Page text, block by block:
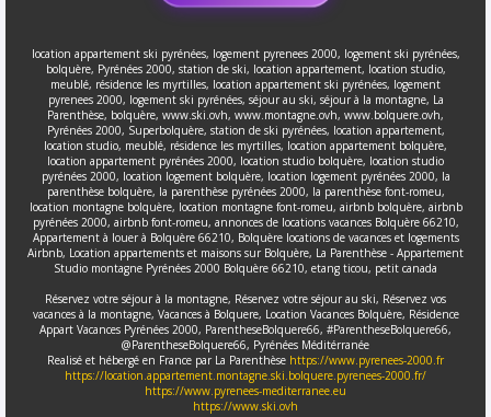
location appartement ski pyrénées, logement pyrenees 2000, logement ski pyrénées,
bolquère, Pyrénées 2000, station de ski, location appartement, location studio,
meublé, résidence les myrtilles, location appartement ski pyrénées, logement
pyrenees 2000, logement ski pyrénées, séjour au ski, séjour à la montagne, La
Parenthèse, bolquère, www.ski.ovh, www.montagne.ovh, www.bolquere.ovh,
Pyrénées 2000, Superbolquère, station de ski pyrénées, location appartement,
location studio, meublé, résidence les myrtilles, location appartement bolquère,
location appartement pyrénées 2000, location studio bolquère, location studio
pyrénées 2000, location logement bolquère, location logement pyrénées 2000, la
parenthèse bolquère, la parenthèse pyrénées 2000, la parenthèse font-romeu,
location montagne bolquère, location montagne font-romeu, airbnb bolquère, airbnb
pyrénées 2000, airbnb font-romeu, annonces de locations vacances Bolquère 66210,
Appartement à louer à Bolquère 66210, Bolquère locations de vacances et logements
Airbnb, Location appartements et maisons sur Bolquère, La Parenthèse - Appartement
Studio montagne Pyrénées 2000 Bolquère 66210, etang ticou, petit canada
Réservez votre séjour à la montagne, Réservez votre séjour au ski, Réservez vos
vacances à la montagne, Vacances à Bolquere, Location Vacances Bolquère, Résidence
Appart Vacances Pyrénées 2000, ParentheseBolquere66, #ParentheseBolquere66,
@ParentheseBolquere66, Pyrénées Méditérranée
Realisé et hébergé en France par La Parenthèse https://www.pyrenees-2000.fr
https://location.appartement.montagne.ski.bolquere.pyrenees-2000.fr/
https://www.pyrenees-mediterranee.eu
https://www.ski.ovh